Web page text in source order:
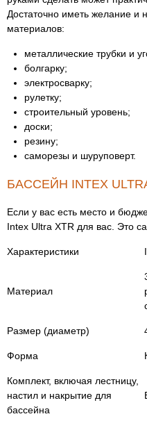
Достаточно иметь желание и
материалов:
металлические трубки и
болгарку;
электросварку;
рулетку;
строительный уровень;
доски;
резину;
саморезы и шуруповерт.
БАССЕЙН INTEX
Если у вас есть место и
Intex Ultra XTR для вас. Это
Характеристики
Материал
Размер (диаметр)
Форма
Комплект, включая лестницу,
настил и накрытие для
бассейна